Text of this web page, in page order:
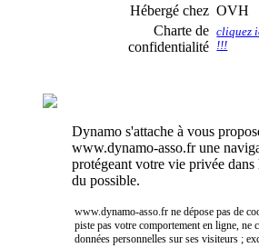
Hébergé chez OVH
Charte de
confidentialité
cliquez
!!!
Dynamo s'attache à vous
www.dynamo-asso.fr une
protégeant votre vie privée dans
du possible.
www.dynamo-asso.fr ne dépose pas de
piste pas votre comportement en ligne, ne
données personnelles sur ses visiteurs ;